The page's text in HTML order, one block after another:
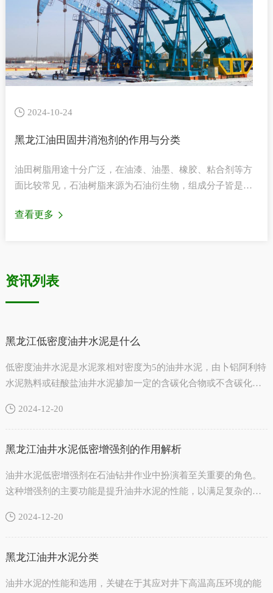
2024-10-24
黑龙江油田固井消泡剂的作用与分类
油田树脂用途十分广泛，在油漆、油墨、橡胶、粘合剂等方
面比较常见，石油树脂来源为石油衍生物，组成分子皆是碳
裂……
查看更多
资讯列表
黑龙江低密度油井水泥是什么
低密度油井水泥是水泥浆相对密度为5的油井水泥，由卜铝阿利特
水泥熟料或硅酸盐油井水泥掺加一定的含碳化合物或不含碳化合
2024-12-20
黑龙江油井水泥低密增强剂的作用解析
油井水泥低密增强剂在石油钻井作业中扮演着至关重要的角色。
这种增强剂的主要功能是提升油井水泥的性能，以满足复杂的油
2024-12-20
黑龙江油井水泥分类
油井水泥的性能和选用，关键在于其应对井下高温高压环境的能